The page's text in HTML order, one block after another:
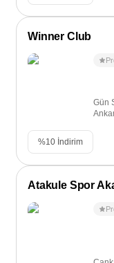
Winner Club
Gün
%10 İndirim
Atakule Spor